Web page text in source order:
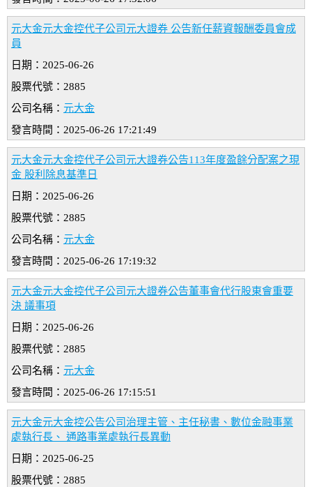
元大金元大金控代子公司元大證券 公告新任薪資報酬委員會成
員
日期：2025-06-26
股票代號：2885
公司名稱： 元大金
發言時間：2025-06-26 17:21:49
元大金元大金控代子公司元大證券公告113年度盈餘分配案之現
金 股利除息基準日
日期：2025-06-26
股票代號：2885
公司名稱： 元大金
發言時間：2025-06-26 17:19:32
元大金元大金控代子公司元大證券公告董事會代行股東會重要
決 議事項
日期：2025-06-26
股票代號：2885
公司名稱： 元大金
發言時間：2025-06-26 17:15:51
元大金元大金控公告公司治理主管、主任秘書、數位金融事業
處執行長、 通路事業處執行長異動
日期：2025-06-25
股票代號：2885